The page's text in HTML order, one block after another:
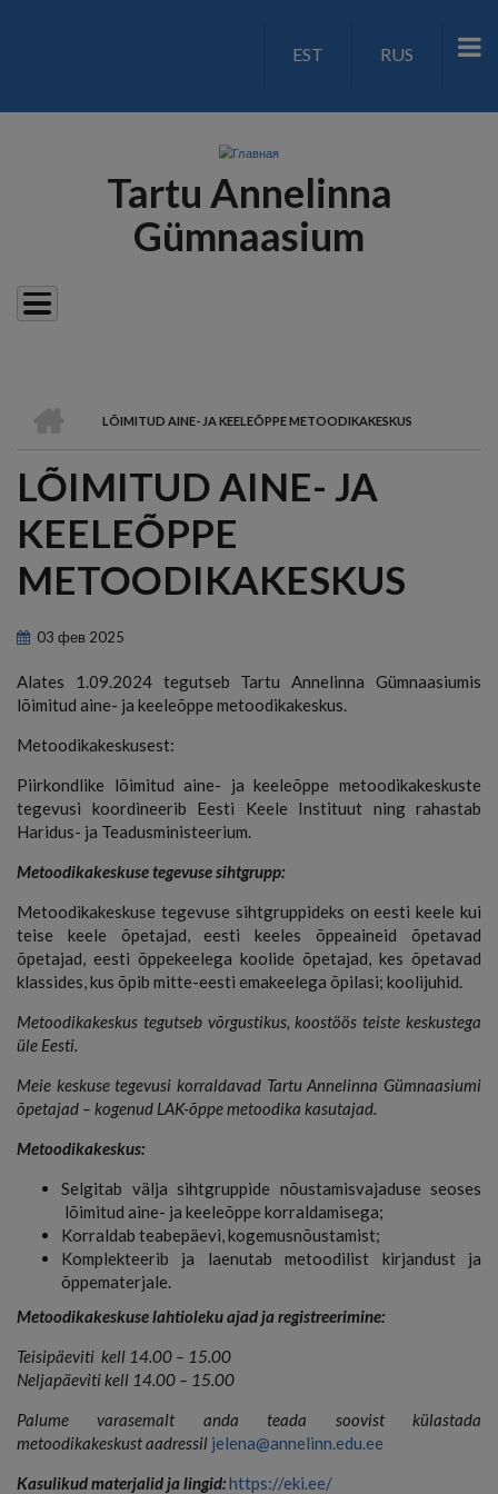
LANGUAGE
EST RUS
Tartu Annelinna
Gümnaasium
СТРОКА
НАВИГАЦИИ
LÕIMITUD AINE- JA KEELEÕPPE METOODIKAKESKUS
LÕIMITUD AINE- JA
KEELEÕPPE
METOODIKAKESKUS
03 фев 2025
Alates 1.09.2024 tegutseb Tartu Annelinna Gümnaasiumis
lõimitud aine- ja keeleõppe metoodikakeskus.
Metoodikakeskusest:
Piirkondlike lõimitud aine- ja keeleõppe metoodikakeskuste
tegevusi koordineerib Eesti Keele Instituut ning rahastab
Haridus- ja Teadusministeerium.
Metoodikakeskuse tegevuse sihtgrupp:
Metoodikakeskuse tegevuse sihtgruppideks on eesti keele kui
teise keele õpetajad, eesti keeles õppeaineid õpetavad
õpetajad, eesti õppekeelega koolide õpetajad, kes õpetavad
klassides, kus õpib mitte-eesti emakeelega õpilasi; koolijuhid.
Metoodikakeskus tegutseb võrgustikus, koostöös teiste keskustega
üle Eesti.
Meie keskuse tegevusi korraldavad Tartu Annelinna Gümnaasiumi
õpetajad – kogenud LAK-õppe metoodika kasutajad.
Metoodikakeskus:
Selgitab välja sihtgruppide nõustamisvajaduse seoses
lõimitud aine- ja keeleõppe korraldamisega;
Korraldab teabepäevi, kogemusnõustamist;
Komplekteerib ja laenutab metoodilist kirjandust ja
õppematerjale.
Metoodikakeskuse lahtioleku ajad ja registreerimine:
Teisipäeviti kell 14.00 – 15.00
Neljapäeviti kell 14.00 – 15.00
Palume varasemalt anda teada soovist külastada
metoodikakeskust aadressil jelena@annelinn.edu.ee
Kasulikud materjalid ja lingid:https://eki.ee/